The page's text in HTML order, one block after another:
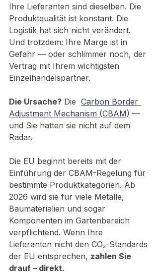
Ihre Lieferanten sind dieselben. Die
Produktqualität ist konstant. Die
Logistik hat sich nicht verändert.
Und trotzdem: Ihre Marge ist in
Gefahr — oder schlimmer noch, der
Vertrag mit Ihrem wichtigsten
Einzelhandelspartner.
Die Ursache? Die Carbon Border
Adjustment Mechanism (CBAM) —
und Sie hatten sie nicht auf dem
Radar.
Die EU beginnt bereits mit der
Einführung der CBAM-Regelung für
bestimmte Produktkategorien. Ab
2026 wird sie für viele Metalle,
Baumaterialien und sogar
Komponenten im Gartenbereich
verpflichtend. Wenn Ihre
Lieferanten nicht den CO₂-Standards
der EU entsprechen, zahlen Sie
drauf – direkt.